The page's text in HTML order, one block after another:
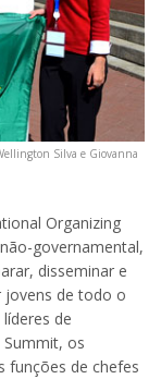
Silva e Giovanna
Organizing
governamental,
disseminar e
jovens de todo o
de
os
funções de chefes